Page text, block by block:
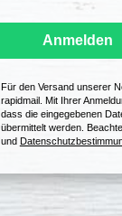
Anmelden
Für den Versand unserer
rapidmail. Mit Ihrer
dass die eingegebenen
übermittelt werden.
und